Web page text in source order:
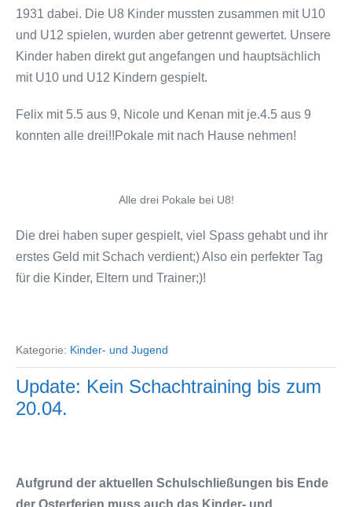
1931 dabei. Die U8 Kinder mussten zusammen mit U10
und U12 spielen, wurden aber getrennt gewertet. Unsere
Kinder haben direkt gut angefangen und hauptsächlich
mit U10 und U12 Kindern gespielt.
Felix mit 5.5 aus 9, Nicole und Kenan mit je.4.5 aus 9
konnten alle drei!!Pokale mit nach Hause nehmen!
Alle drei Pokale bei U8!
Die drei haben super gespielt, viel Spass gehabt und ihr
erstes Geld mit Schach verdient;) Also ein perfekter Tag
für die Kinder, Eltern und Trainer;)!
Kategorie: Kinder- und Jugend
Update: Kein Schachtraining bis zum
20.04.
Aufgrund der aktuellen Schulschließungen bis Ende
der Osterferien muss auch das Kinder- und